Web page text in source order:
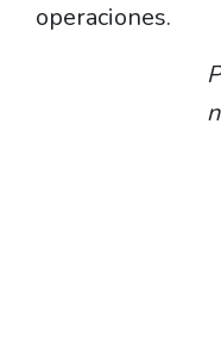
operaciones.